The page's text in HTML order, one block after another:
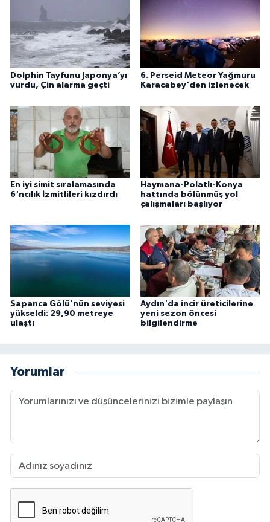
Dolphin Tayfunu Japonya’yı
vurdu, Çin alarma geçti
6. Perseid Meteor Yağmuru
Karacabey'den izlenecek
En iyi simit sıralamasında
6'ncılık İzmitlileri kızdırdı
Haymana-Polatlı-Konya
hattında bölünmüş yol
çalışmaları başlıyor
Sapanca Gölü'nün seviyesi
yükseldi: 29,90 metreye
ulaştı
Aydın'da incir üreticilerine
yeni sezon öncesi
bilgilendirme
Yorumlar